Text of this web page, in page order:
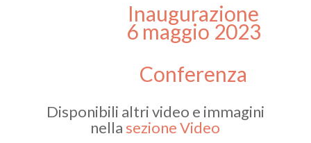
Inaugurazione
6 maggio 2023
Conferenza
del Libro 2023 -
Bibbia NTVi
Disponibili altri video e immagini
nella sezione Video